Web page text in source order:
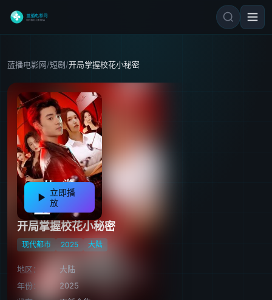
蓝播电影网/短剧/开局掌握校花小秘密
立即播
放
开局掌握校花小秘密
现代都市 2025 大陆
地区：
大陆
年份：
2025